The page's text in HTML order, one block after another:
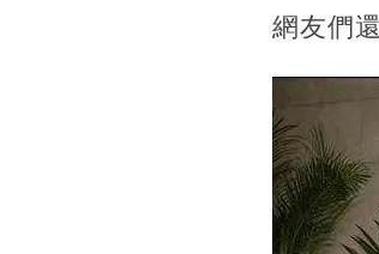
網友們